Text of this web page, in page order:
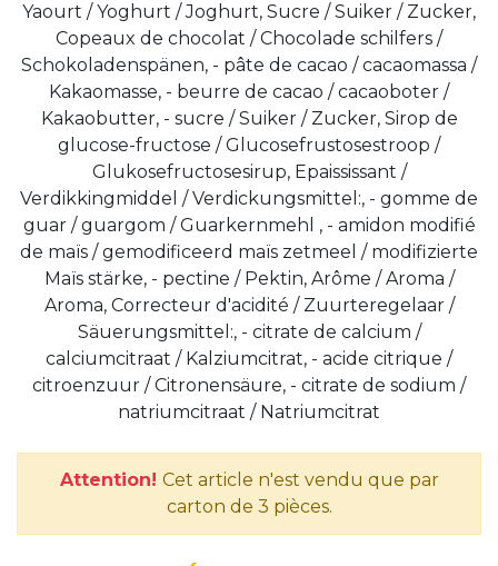
Yaourt / Yoghurt / Joghurt, Sucre / Suiker / Zucker,
Copeaux de chocolat / Chocolade schilfers /
Schokoladenspänen, - pâte de cacao / cacaomassa /
Kakaomasse, - beurre de cacao / cacaoboter /
Kakaobutter, - sucre / Suiker / Zucker, Sirop de
glucose-fructose / Glucosefrustosestroop /
Glukosefructosesirup, Epaississant /
Verdikkingmiddel / Verdickungsmittel:, - gomme de
guar / guargom / Guarkernmehl , - amidon modifié
de maïs / gemodificeerd maïs zetmeel / modifizierte
Maïs stärke, - pectine / Pektin, Arôme / Aroma /
Aroma, Correcteur d'acidité / Zuurteregelaar /
Säuerungsmittel:, - citrate de calcium /
calciumcitraat / Kalziumcitrat, - acide citrique /
citroenzuur / Citronensäure, - citrate de sodium /
natriumcitraat / Natriumcitrat
Attention! Cet article n'est vendu que par
carton de 3 pièces.